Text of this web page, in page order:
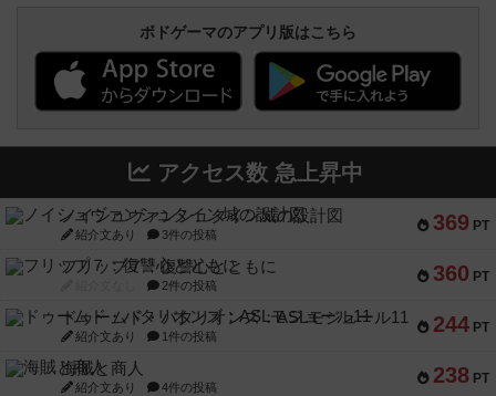
ボドゲーマのアプリ版はこちら
アクセス数 急上昇中
369 PT
ノイシュヴァンシュタイン城の設計図
紹介文あり 3件の投稿
360 PT
フリップ７：復讐心とともに
2件の投稿
244 PT
ドゥームド・バタリオンズ：ASLモジュール11
紹介文あり 1件の投稿
238 PT
海賊と商人
紹介文あり 4件の投稿